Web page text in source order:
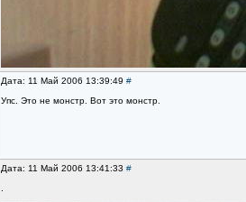
Дата: 11 Май 2006 13:39:49 #
Упс. Это не монстр. Вот это монстр.
Дата: 11 Май 2006 13:41:33 #